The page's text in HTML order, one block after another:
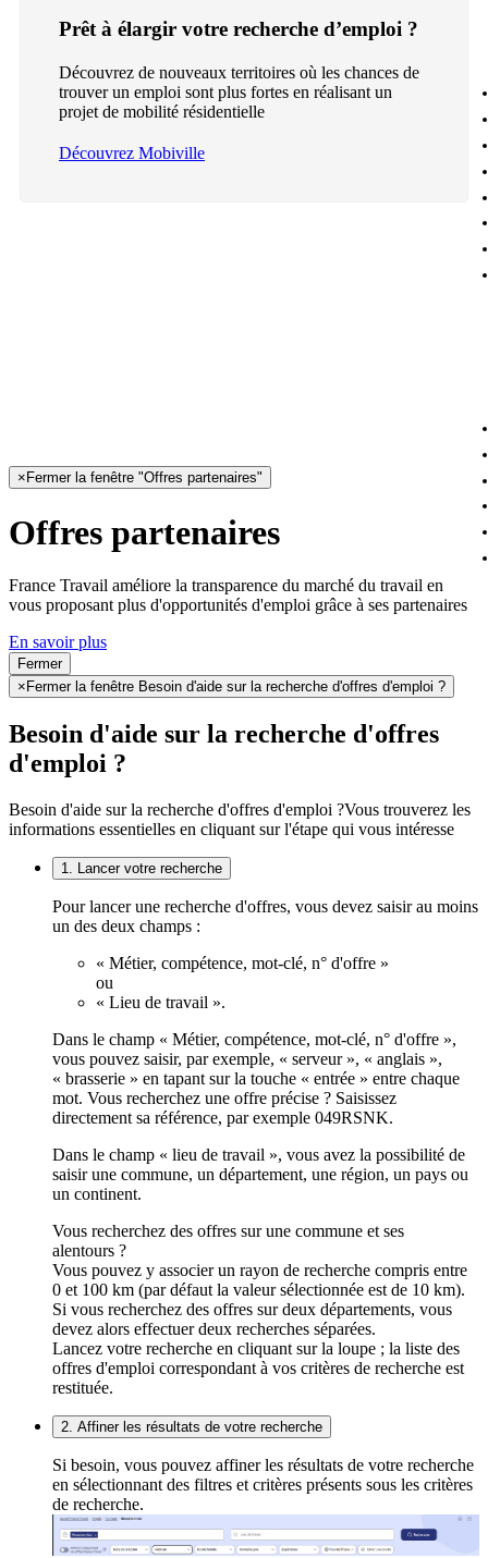
Prêt à élargir votre recherche d’emploi ?
Découvrez de nouveaux territoires où les chances de
trouver un emploi sont plus fortes en réalisant un
projet de mobilité résidentielle
Découvrez Mobiville
× Fermer la fenêtre "Offres partenaires"
Offres partenaires
France Travail améliore la transparence du marché du travail en
vous proposant plus d'opportunités d'emploi grâce à ses partenaires
En savoir plus
Fermer
× Fermer la fenêtre Besoin d'aide sur la recherche d'offres d'emploi ?
Besoin d'aide sur la recherche d'offres
d'emploi ?
Besoin d'aide sur la recherche d'offres d'emploi ?Vous trouverez les
informations essentielles en cliquant sur l'étape qui vous intéresse
1. Lancer votre recherche
Pour lancer une recherche d'offres, vous devez saisir au moins
un des deux champs :
« Métier, compétence, mot-clé, n° d'offre »
ou
« Lieu de travail ».
Dans le champ « Métier, compétence, mot-clé, n° d'offre »,
vous pouvez saisir, par exemple, « serveur », « anglais »,
« brasserie » en tapant sur la touche « entrée » entre chaque
mot. Vous recherchez une offre précise ? Saisissez
directement sa référence, par exemple 049RSNK.
Dans le champ « lieu de travail », vous avez la possibilité de
saisir une commune, un département, une région, un pays ou
un continent.
Vous recherchez des offres sur une commune et ses
alentours ?
Vous pouvez y associer un rayon de recherche compris entre
0 et 100 km (par défaut la valeur sélectionnée est de 10 km).
Si vous recherchez des offres sur deux départements, vous
devez alors effectuer deux recherches séparées.
Lancez votre recherche en cliquant sur la loupe ; la liste des
offres d'emploi correspondant à vos critères de recherche est
restituée.
2. Affiner les résultats de votre recherche
Si besoin, vous pouvez affiner les résultats de votre recherche
en sélectionnant des filtres et critères présents sous les critères
de recherche.